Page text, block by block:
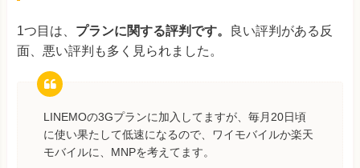
1つ目は、 プランに関する評判です。
良い評判がある反
面、悪い評判も多く見られました。
LINEMOの3Gプランに加入してますが、毎月20日頃
に使い果たして低速になるので、ワイモバイルか楽天
モバイルに、MNPを考えてます。